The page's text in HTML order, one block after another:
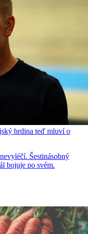
hrdina teď mluví o
Šestinásobný
bojuje po svém.